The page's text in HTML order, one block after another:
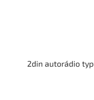
2din autorádio